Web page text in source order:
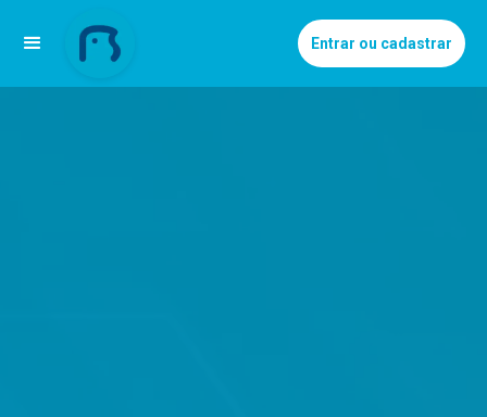
Entrar ou cadastrar